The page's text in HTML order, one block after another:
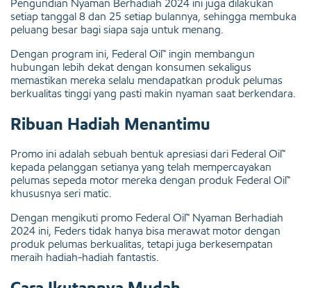
Pengundian Nyaman Berhadiah 2024 ini juga dilakukan
setiap tanggal 8 dan 25 setiap bulannya, sehingga membuka
peluang besar bagi siapa saja untuk menang.
Dengan program ini, Federal Oil™ ingin membangun
hubungan lebih dekat dengan konsumen sekaligus
memastikan mereka selalu mendapatkan produk pelumas
berkualitas tinggi yang pasti makin nyaman saat berkendara.
Ribuan Hadiah Menantimu
Promo ini adalah sebuah bentuk apresiasi dari Federal Oil™
kepada pelanggan setianya yang telah mempercayakan
pelumas sepeda motor mereka dengan produk Federal Oil™
khususnya seri matic.
Dengan mengikuti promo Federal Oil™ Nyaman Berhadiah
2024 ini, Feders tidak hanya bisa merawat motor dengan
produk pelumas berkualitas, tetapi juga berkesempatan
meraih hadiah-hadiah fantastis.